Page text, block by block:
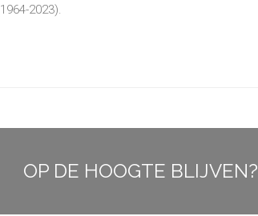
2023).
OP DE HOOGTE BLIJVEN?